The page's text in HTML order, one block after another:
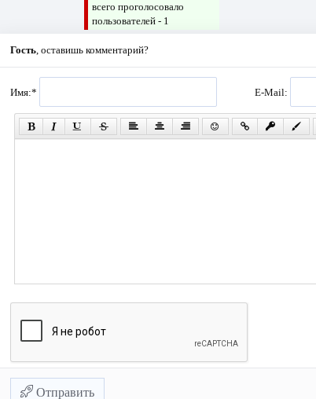
всего проголосовало
пользователей - 1
Гость, оставишь комментарий?
Имя:* E-Mail:
Отправить